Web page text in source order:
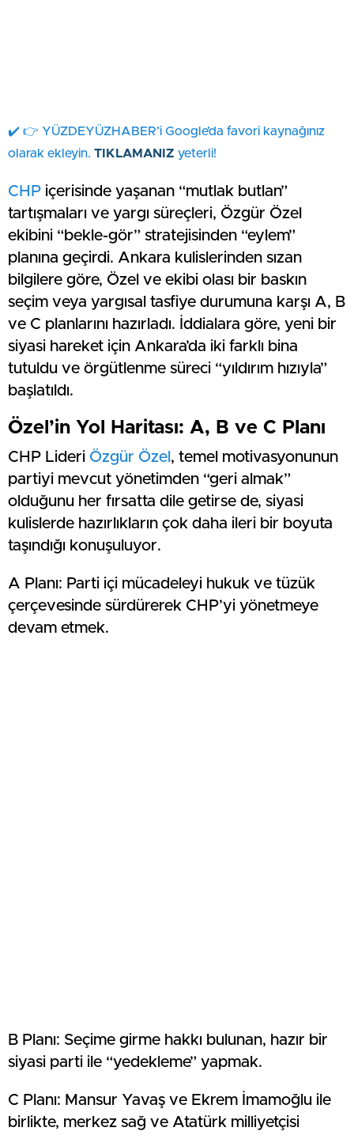
✔️ 👉 YÜZDEYÜZHABER’i Google’da favori kaynağınız
olarak ekleyin. TIKLAMANIZ yeterli!
CHP içerisinde yaşanan “mutlak butlan”
tartışmaları ve yargı süreçleri, Özgür Özel
ekibini “bekle-gör” stratejisinden “eylem”
planına geçirdi. Ankara kulislerinden sızan
bilgilere göre, Özel ve ekibi olası bir baskın
seçim veya yargısal tasfiye durumuna karşı A, B
ve C planlarını hazırladı. İddialara göre, yeni bir
siyasi hareket için Ankara’da iki farklı bina
tutuldu ve örgütlenme süreci “yıldırım hızıyla”
başlatıldı.
Özel’in Yol Haritası: A, B ve C Planı
CHP Lideri Özgür Özel , temel motivasyonunun
partiyi mevcut yönetimden “geri almak”
olduğunu her fırsatta dile getirse de, siyasi
kulislerde hazırlıkların çok daha ileri bir boyuta
taşındığı konuşuluyor.
A Planı: Parti içi mücadeleyi hukuk ve tüzük
çerçevesinde sürdürerek CHP’yi yönetmeye
devam etmek.
B Planı: Seçime girme hakkı bulunan, hazır bir
siyasi parti ile “yedekleme” yapmak.
C Planı: Mansur Yavaş ve Ekrem İmamoğlu ile
birlikte, merkez sağ ve Atatürk milliyetçisi